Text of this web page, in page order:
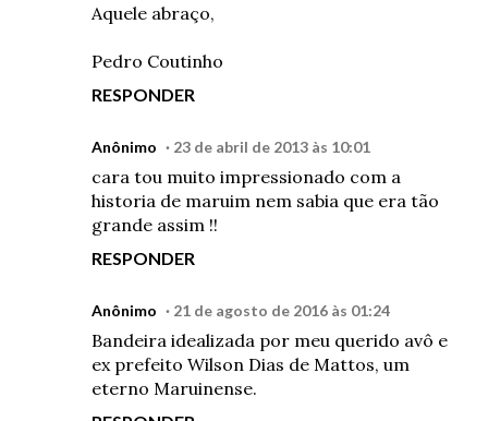
Aquele abraço,
Pedro Coutinho
RESPONDER
Anônimo 23 de abril de 2013 às 10:01
cara tou muito impressionado com a
historia de maruim nem sabia que era tão
grande assim !!
RESPONDER
Anônimo 21 de agosto de 2016 às 01:24
Bandeira idealizada por meu querido avô e
ex prefeito Wilson Dias de Mattos, um
eterno Maruinense.